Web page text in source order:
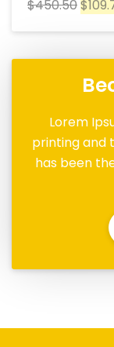
$450.50$
Lorem
printing and
has been